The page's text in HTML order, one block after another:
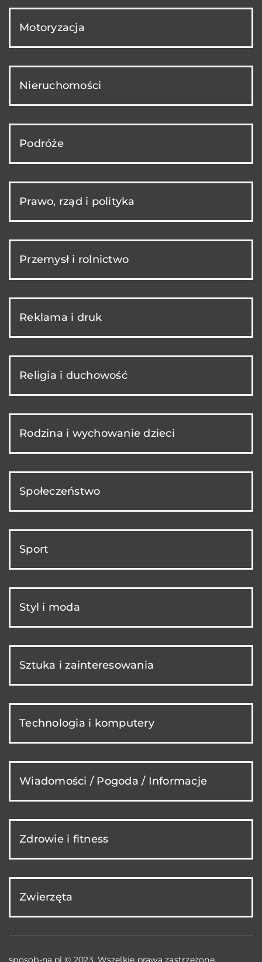
Motoryzacja
Nieruchomości
Podróże
Prawo, rząd i polityka
Przemysł i rolnictwo
Reklama i druk
Religia i duchowość
Rodzina i wychowanie dzieci
Społeczeństwo
Sport
Styl i moda
Sztuka i zainteresowania
Technologia i komputery
Wiadomości / Pogoda / Informacje
Zdrowie i fitness
Zwierzęta
sposob-na.pl © 2023. Wszelkie prawa zastrzeżone.